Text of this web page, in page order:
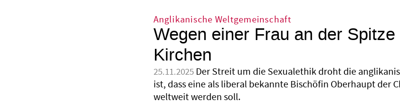
Anglikanische Weltgemeinschaft
Wegen einer Frau an der
Kirchen
25.11.2025 Der Streit um die Sexualethik droht die
ist, dass eine als liberal bekannte Bischöfin Oberhaupt der
weltweit werden soll.